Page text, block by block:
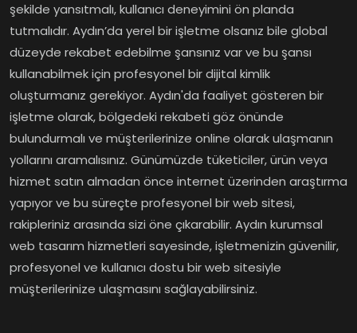
şekilde yansıtmalı, kullanıcı deneyimini ön planda
tutmalıdır. Aydın’da yerel bir işletme olsanız bile global
düzeyde rekabet edebilme şansınız var ve bu şansı
kullanabilmek için profesyonel bir dijital kimlik
oluşturmanız gerekiyor. Aydın'da faaliyet gösteren bir
işletme olarak, bölgedeki rekabeti göz önünde
bulundurmalı ve müşterilerinize online olarak ulaşmanın
yollarını aramalısınız. Günümüzde tüketiciler, ürün veya
hizmet satın almadan önce internet üzerinden araştırma
yapıyor ve bu süreçte profesyonel bir web sitesi,
rakipleriniz arasında sizi öne çıkarabilir. Aydın kurumsal
web tasarım hizmetleri sayesinde, işletmenizin güvenilir,
profesyonel ve kullanıcı dostu bir web sitesiyle
müşterilerinize ulaşmasını sağlayabilirsiniz.